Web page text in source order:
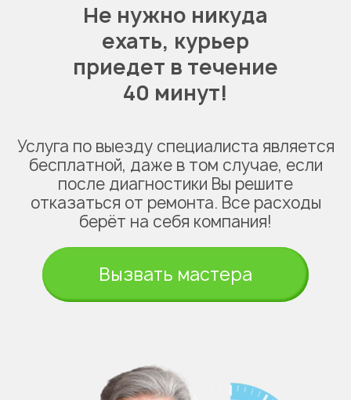
Не нужно никуда
ехать, курьер
приедет в течение
40 минут!
Услуга по выезду специалиста является
бесплатной, даже в том случае, если
после диагностики Вы решите
отказаться от ремонта. Все расходы
берёт на себя компания!
Вызвать мастера